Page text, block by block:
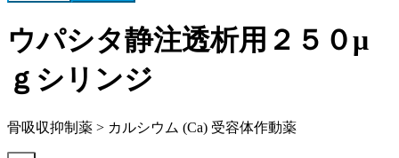
ウパシタ静注透析用２５０μ
ｇシリンジ
骨吸収抑制薬 > カルシウム (Ca) 受容体作動薬